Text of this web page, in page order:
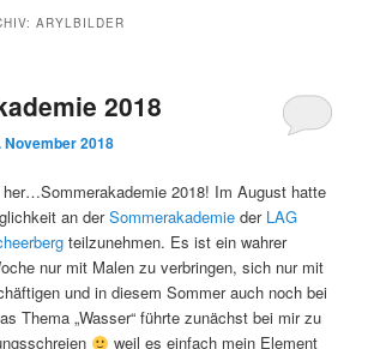
ARYLBILDER
2018
November 2018
2018! Im August hatte
an derSommerakademie der LAG
teilzunehmen. Es ist ein wahrer
nur mit Malen zu verbringen, sich nur mit
und in diesem Sommer auch noch bei
Thema „Wasser“ führte zunächst bei mir zu
weil es einfach mein Element